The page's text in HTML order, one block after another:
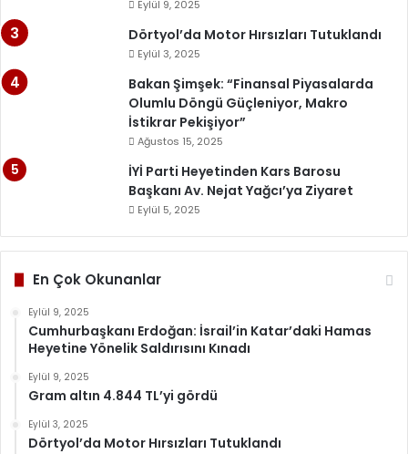
Eylül 9, 2025
Dörtyol’da Motor Hırsızları Tutuklandı
Eylül 3, 2025
Bakan Şimşek: “Finansal Piyasalarda
Olumlu Döngü Güçleniyor, Makro
İstikrar Pekişiyor”
Ağustos 15, 2025
İYİ Parti Heyetinden Kars Barosu
Başkanı Av. Nejat Yağcı’ya Ziyaret
Eylül 5, 2025
En Çok Okunanlar
Eylül 9, 2025
Cumhurbaşkanı Erdoğan: İsrail’in Katar’daki Hamas
Heyetine Yönelik Saldırısını Kınadı
Eylül 9, 2025
Gram altın 4.844 TL’yi gördü
Eylül 3, 2025
Dörtyol’da Motor Hırsızları Tutuklandı